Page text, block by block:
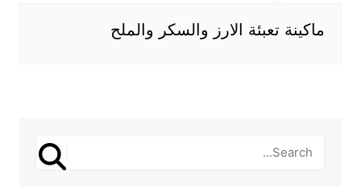
ماكينة تعبئة الارز والسكر والملح